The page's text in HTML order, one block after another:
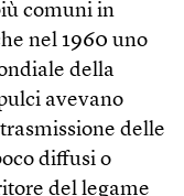
comuni in
nel 1960 uno
della
avevano
delle
diffusi o
del legame